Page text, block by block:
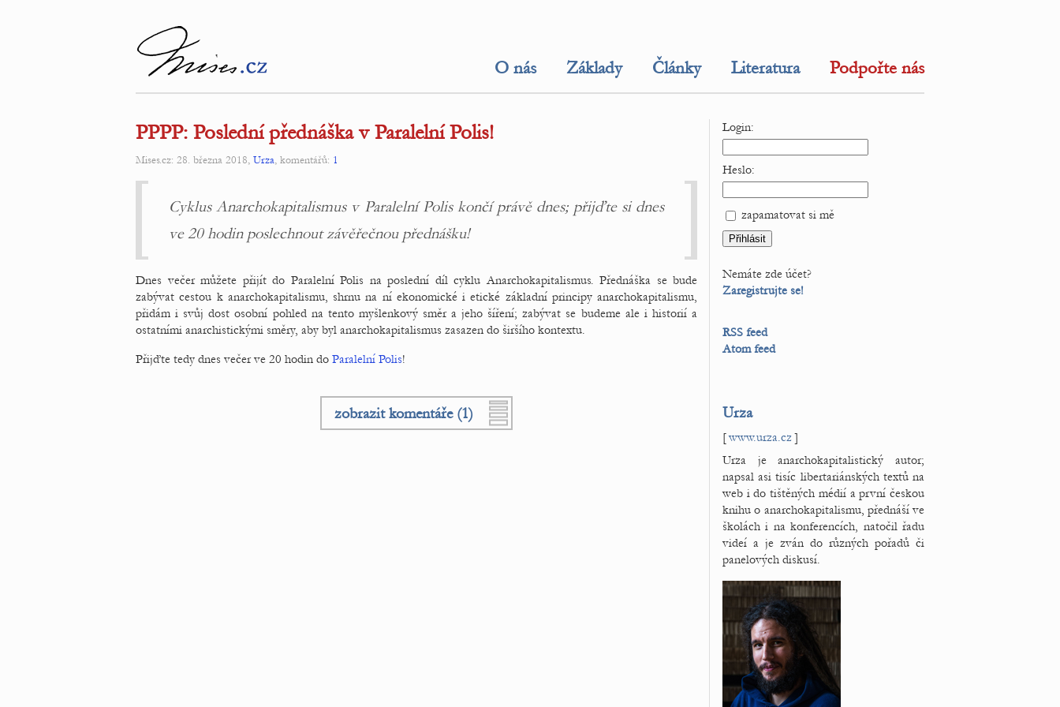
O nás Základy Články Literatura Podpořte nás
PPPP: Poslední přednáška v Paralelní Polis!
Mises.cz: 28. března 2018, Urza, komentářů: 1
Cyklus Anarchokapitalismus v Paralelní Polis končí právě dnes; přijďte si dnes
ve 20 hodin poslechnout závěřečnou přednášku!
Dnes večer můžete přijít do Paralelní Polis na poslední díl cyklu Anarchokapitalismus. Přednáška se bude
zabývat cestou k anarchokapitalismu, shrnu na ní ekonomické i etické základní principy anarchokapitalismu,
přidám i svůj dost osobní pohled na tento myšlenkový směr a jeho šíření; zabývat se budeme ale i historií a
ostatními anarchistickými směry, aby byl anarchokapitalismus zasazen do širšího kontextu.
Přijďte tedy dnes večer ve 20 hodin do Paralelní Polis!
zobrazit komentáře (1)
Login:
Heslo:
zapamatovat si mě
Nemáte zde účet?
Zaregistrujte se!
RSS feed
Atom feed
Urza
[www.urza.cz]
Urza je anarchokapitalistický autor;
napsal asi tisíc libertariánských textů na
web i do tištěných médií a první českou
knihu o anarchokapitalismu, přednáší ve
školách i na konferencích, natočil řadu
videí a je zván do různých pořadů či
panelových diskusí.